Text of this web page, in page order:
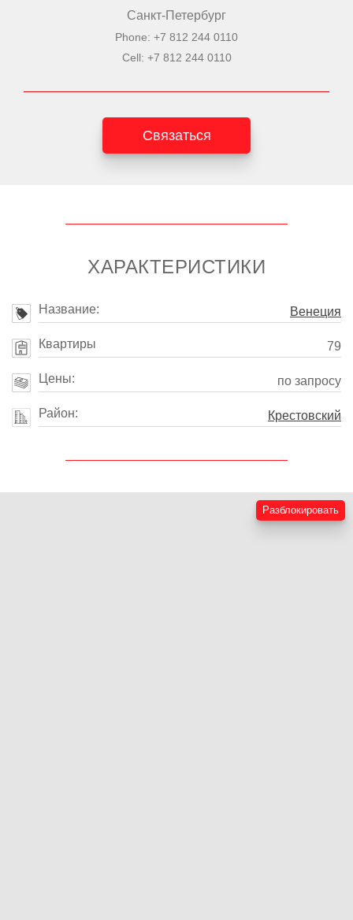
Санкт-Петербург
Phone: +7 812 244 0110
Cell: +7 812 244 0110
Связаться
ХАРАКТЕРИСТИКИ
Название: Венеция
Квартиры 79
Цены: по запросу
Район: Крестовский
Разблокировать